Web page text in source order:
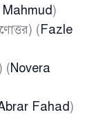
Mahmud)
(Fazle
(Novera
Fahad)